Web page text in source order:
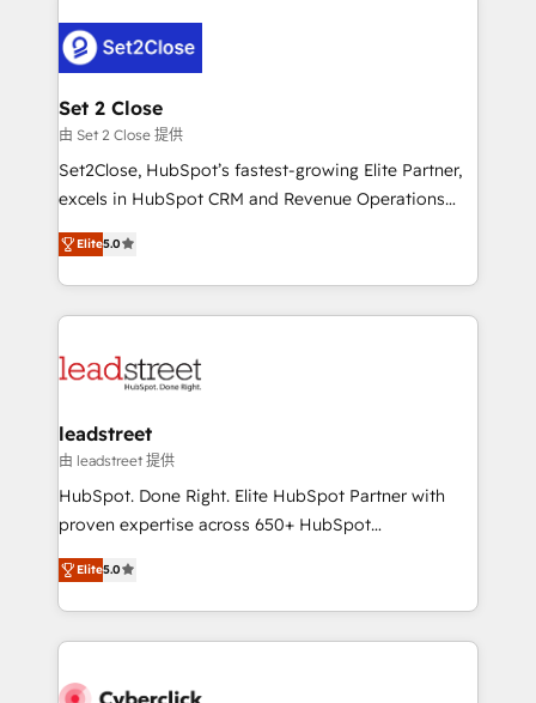
respuestas para empezar. Te ayudamos a identificar
el primer caso de uso que más impacto te dará.
días.
combine HubSpot, data, and AI to design connected
go-to-market systems that align people, process,
and technology for predictable, scalable revenue
growth. Our expertise spans RevOps, CRM and data
architecture, AI enablement, and strategic marketing,
delivered through our proprietary FLAIR framework
Partner and ISO 27001:2022 certified consultancy,
we blend strategy, creativity, and technology to help
Set 2 Close
由 Set 2 Close 提供
Set2Close, HubSpot’s fastest-growing Elite Partner,
excels in HubSpot CRM and Revenue Operations
(RevOps) services to boost B2B sales and growth.
As a top HubSpot Elite Partner, we specialize in
custom HubSpot CRM solutions. Our experts design,
implement, and optimize systems to enhance user
marketing, and service teams. From setup to
management, and speed up deal closures. With 500+
projects completed, our Agile approach ensures your
HubSpot CRM drives measurable results. Our
RevOps services align your sales, marketing, and
optimize the revenue lifecycle—lead generation to
retention—by refining processes and eliminating
maximize profitability and adapt to your goals.
Elite5.0
leadstreet
由 leadstreet 提供
HubSpot. Done Right. Elite HubSpot Partner with
proven expertise across 650+ HubSpot
implementations. With 12+ years of HubSpot
experience, we help you use the HubSpot platform
to its fullest capacity, improve your current HubSpot
website, or build your new one.
Elite5.0